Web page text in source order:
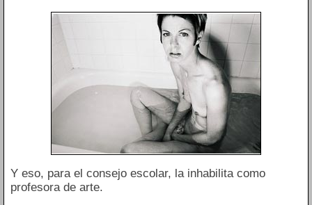
Y eso, para el consejo escolar, la inhabilita como
profesora de arte.